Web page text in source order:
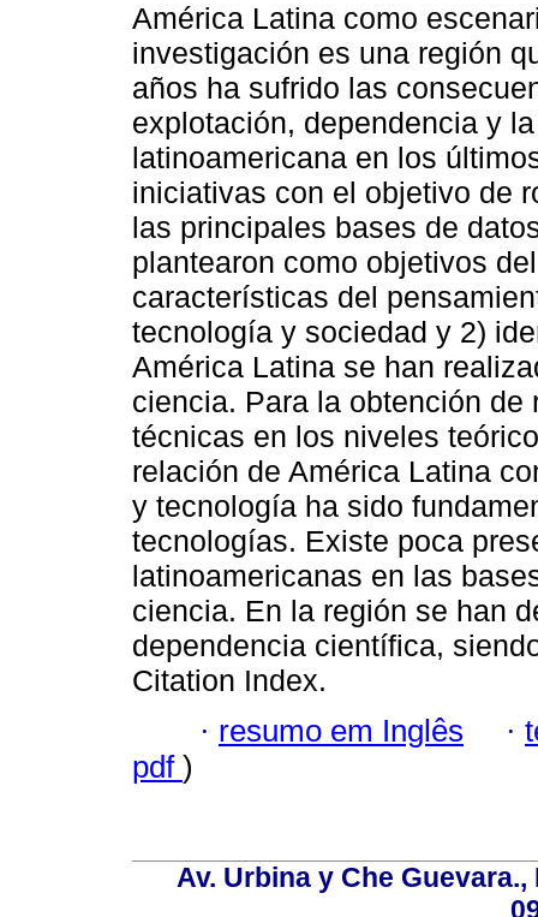
América Latina como
investigación es una región
años ha sufrido las
explotación, dependencia y
latinoamericana en los
iniciativas con el objetivo de
las principales bases de
plantearon como objetivos
características del
tecnología y sociedad y 2)
América Latina se han
ciencia. Para la obtención
técnicas en los niveles
relación de América Latina
y tecnología ha sido
tecnologías. Existe poca
latinoamericanas en las
ciencia. En la región se han
dependencia científica,
Citation Index.
· resumo em Inglês ·
pdf )
Av. Urbina y Che